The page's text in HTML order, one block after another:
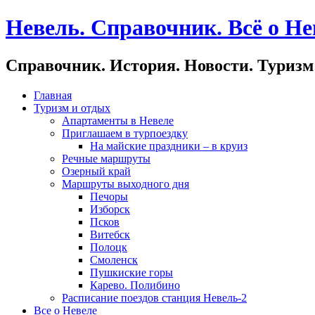
Невель. Справочник. Всё о
Справочник. История. Новости. Туризм
Главная
Туризм и отдых
Апартаменты в Невеле
Приглашаем в турпоездку
На майские праздники – в круиз
Речные маршруты
Озерный край
Маршруты выходного дня
Печоры
Изборск
Псков
Витебск
Полоцк
Смоленск
Пушкиские горы
Карево. Полибино
Расписание поездов станция Невель-2
Все о Невеле